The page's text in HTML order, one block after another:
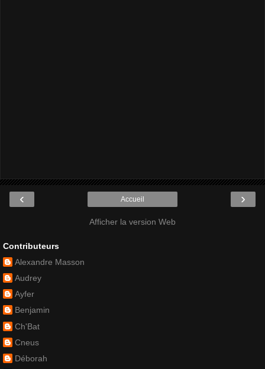
‹ ›
Accueil
Afficher la version Web
Contributeurs
Alexandre Masson
Audrey
Ayfer
Benjamin
Ch'Bat
Cneus
Déborah